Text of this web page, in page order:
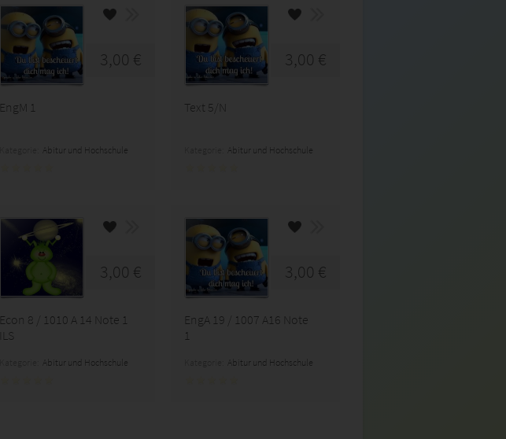
3,00 €
EngM 1
Abitur und Hochschule
3,00 €
Text 5/N
Abitur und Hochschule
3,00 €
Econ 8 / 1010 A 14 Note 1
ILS
Abitur und Hochschule
3,00 €
EngA 19 / 1007 A16 Note
1
Abitur und Hochschule